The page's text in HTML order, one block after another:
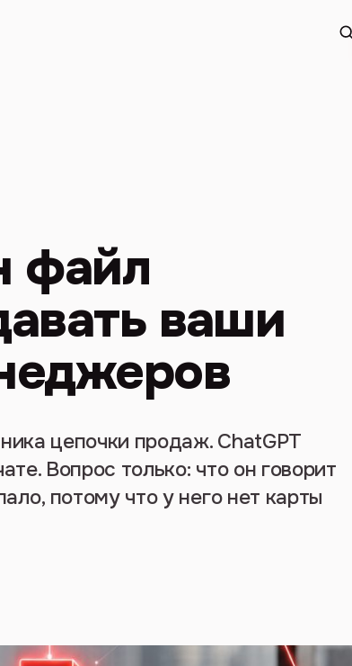
файл
ваши
цепочки продаж. ChatGPT
Вопрос только: что он говорит
потому что у него нет карты